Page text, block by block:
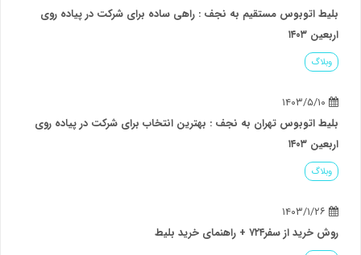
بلیط اتوبوس مستقیم به نجف : راهی ساده برای شرکت در پیاده روی
اربعین ۱۴۰۳
وبلاگ
بلیط اتوبوس تهران به نجف : بهترین انتخاب برای شرکت در پیاده روی
اربعین ۱۴۰۳
وبلاگ
روش خرید از سفر۷۲۴ + راهنمای خرید بلیط